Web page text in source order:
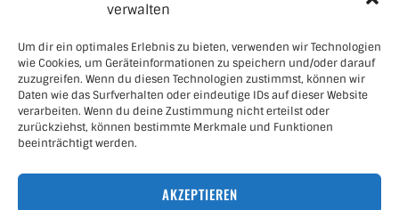
verwalten
Um dir ein optimales Erlebnis zu bieten, verwenden wir Technologien
wie Cookies, um Geräteinformationen zu speichern und/oder darauf
zuzugreifen. Wenn du diesen Technologien zustimmst, können wir
Daten wie das Surfverhalten oder eindeutige IDs auf dieser Website
verarbeiten. Wenn du deine Zustimmung nicht erteilst oder
zurückziehst, können bestimmte Merkmale und Funktionen
beeinträchtigt werden.
AKZEPTIEREN
New Balance
Nike
Puma